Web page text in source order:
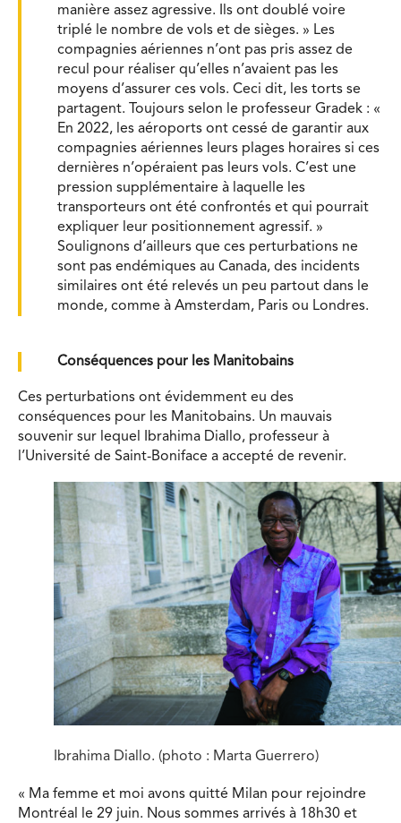
manière assez agressive. Ils ont doublé voire
triplé le nombre de vols et de sièges. » Les
compagnies aériennes n’ont pas pris assez de
recul pour réaliser qu’elles n’avaient pas les
moyens d’assurer ces vols. Ceci dit, les torts se
partagent. Toujours selon le professeur Gradek : «
En 2022, les aéroports ont cessé de garantir aux
compagnies aériennes leurs plages horaires si ces
dernières n’opéraient pas leurs vols. C’est une
pression supplémentaire à laquelle les
transporteurs ont été confrontés et qui pourrait
expliquer leur positionnement agressif. »
Soulignons d’ailleurs que ces perturbations ne
sont pas endémiques au Canada, des incidents
similaires ont été relevés un peu partout dans le
monde, comme à Amsterdam, Paris ou Londres.
Conséquences pour les Manitobains
Ces perturbations ont évidemment eu des
conséquences pour les Manitobains. Un mauvais
souvenir sur lequel Ibrahima Diallo, professeur à
l’Université de Saint-Boniface a accepté de revenir.
Ibrahima Diallo. (photo : Marta Guerrero)
« Ma femme et moi avons quitté Milan pour rejoindre
Montréal le 29 juin. Nous sommes arrivés à 18h30 et